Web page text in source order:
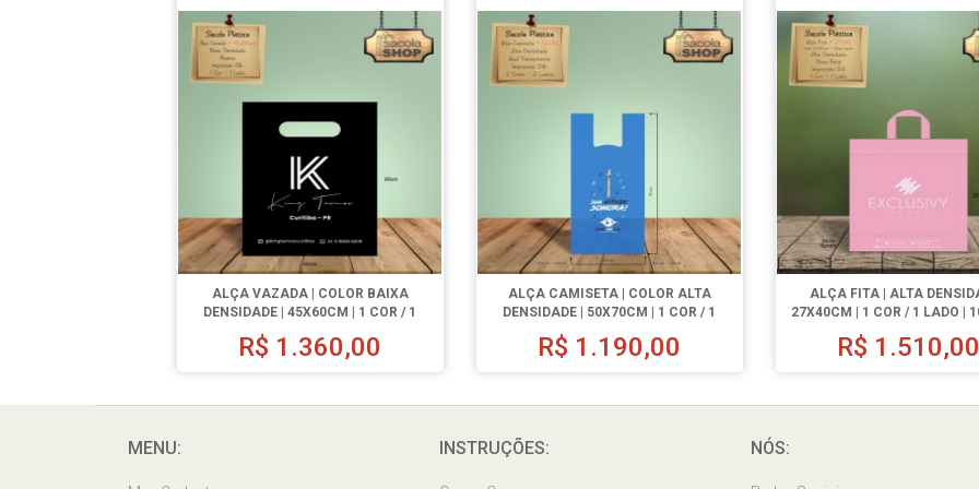
ALÇA VAZADA | COLOR BAIXA
DENSIDADE | 45X60CM | 1 COR / 1
LADO | 500 UN.
R$ 1.360,00
ALÇA CAMISETA | COLOR ALTA
DENSIDADE | 50X70CM | 1 COR / 1
LADO | 1000 UN.
R$ 1.190,00
ALÇA FITA | ALTA
27X40CM | 1 COR / 1 LADO |
R$ 1.510,00
MENU: INSTRUÇÕES: NÓS: